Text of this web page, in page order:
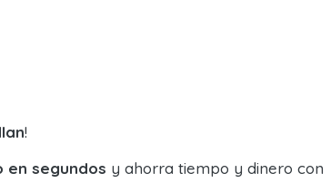
!
segundos y ahorra tiempo y dinero con